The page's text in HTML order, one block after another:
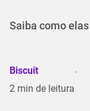
Saiba como
Biscuit
2 min de leitura